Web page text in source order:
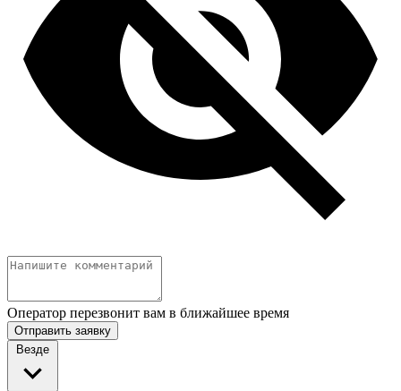
Оператор перезвонит вам в ближайшее время
Отправить заявку
Везде